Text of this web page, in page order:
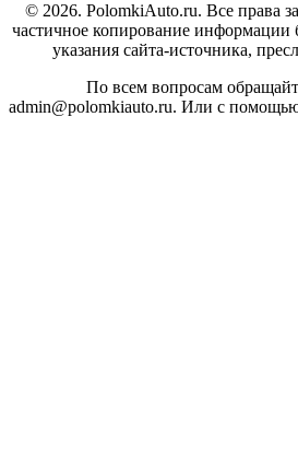
© 2026. PolomkiAuto.ru. Все права
частичное копирование информации
указания сайта-источника,
По всем вопросам
admin@polomkiauto.ru. Или с